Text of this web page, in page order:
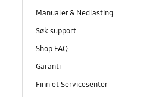
Manualer & Nedlasting
Søk support
Shop FAQ
Garanti
Finn et Servicesenter